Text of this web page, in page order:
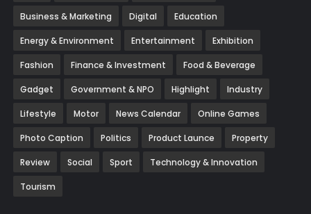
Business & Marketing Digital Education
Energy & Environment Entertainment Exhibition
Fashion Finance & Investment Food & Beverage
Gadget Government & NPO Highlight Industry
Lifestyle Motor News Calendar Online Games
Photo Caption Politics Product Launce Property
Review Social Sport Technology & Innovation
Tourism